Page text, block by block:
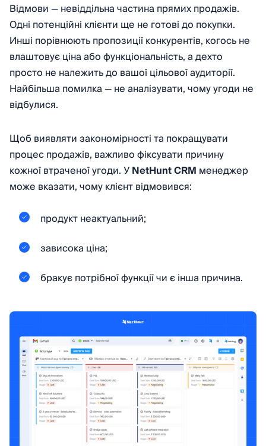
Відмови — невіддільна частина прямих продажів.
Одні потенційні клієнти ще не готові до покупки.
Инші порівнюють пропозиції конкурентів, когось не
влаштовує ціна або функціональність, а дехто
просто не належить до вашої цільової аудиторії.
Найбільша помилка — не аналізувати, чому угоди не
відбулися.
Щоб виявляти закономірності та покращувати
процес продажів, важливо фіксувати причину
кожної втраченої угоди. УNetHunt CRM менеджер
може вказати, чому клієнт відмовився:
продукт неактуальний;
зависока ціна;
бракує потрібної функції чи є інша причина.